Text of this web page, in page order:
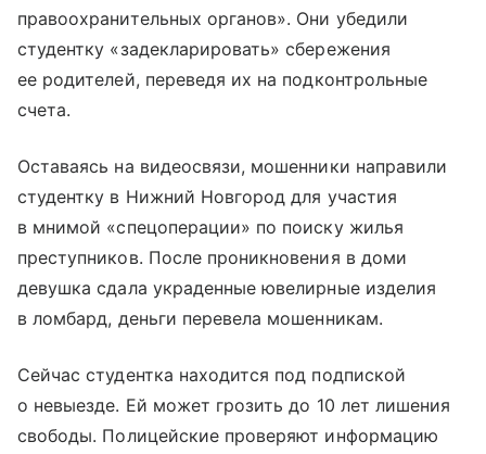
правоохранительных органов». Они убедили
студентку «задекларировать» сбережения
ее родителей, переведя их на подконтрольные
счета.
Оставаясь на видеосвязи, мошенники направили
студентку в Нижний Новгород для участия
в мнимой «спецоперации» по поиску жилья
преступников. После проникновения в доми
девушка сдала украденные ювелирные изделия
в ломбард, деньги перевела мошенникам.
Сейчас студентка находится под подпиской
о невыезде. Ей может грозить до 10 лет лишения
свободы. Полицейские проверяют информацию